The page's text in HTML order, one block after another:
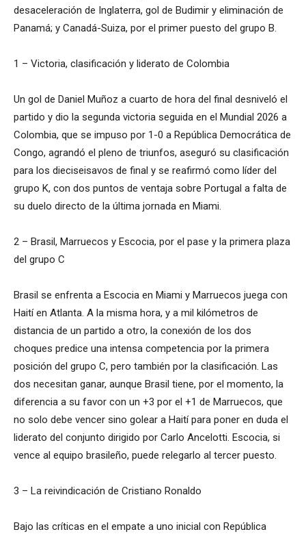
desaceleración de Inglaterra, gol de Budimir y eliminación de
Panamá; y Canadá-Suiza, por el primer puesto del grupo B.
1 – Victoria, clasificación y liderato de Colombia
Un gol de Daniel Muñoz a cuarto de hora del final desniveló el
partido y dio la segunda victoria seguida en el Mundial 2026 a
Colombia, que se impuso por 1-0 a República Democrática de
Congo, agrandó el pleno de triunfos, aseguró su clasificación
para los dieciseisavos de final y se reafirmó como líder del
grupo K, con dos puntos de ventaja sobre Portugal a falta de
su duelo directo de la última jornada en Miami.
2 – Brasil, Marruecos y Escocia, por el pase y la primera plaza
del grupo C
Brasil se enfrenta a Escocia en Miami y Marruecos juega con
Haití en Atlanta. A la misma hora, y a mil kilómetros de
distancia de un partido a otro, la conexión de los dos
choques predice una intensa competencia por la primera
posición del grupo C, pero también por la clasificación. Las
dos necesitan ganar, aunque Brasil tiene, por el momento, la
diferencia a su favor con un +3 por el +1 de Marruecos, que
no solo debe vencer sino golear a Haití para poner en duda el
liderato del conjunto dirigido por Carlo Ancelotti. Escocia, si
vence al equipo brasileño, puede relegarlo al tercer puesto.
3 – La reivindicación de Cristiano Ronaldo
Bajo las críticas en el empate a uno inicial con República